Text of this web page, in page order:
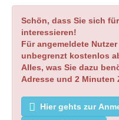
Schön, dass Sie sich
interessieren!
Für angemeldete
unbegrenzt kostenlos
Alles, was Sie dazu
Adresse und 2 Minuten
Hier gehts zur